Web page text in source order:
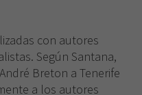
con autores
Según Santana,
Breton a Tenerife
a los autores